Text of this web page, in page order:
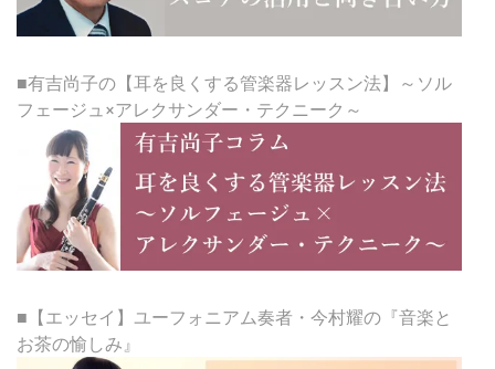
■有吉尚子の【耳を良くする管楽器レッスン法】～ソル
フェージュ×アレクサンダー・テクニーク～
■【エッセイ】ユーフォニアム奏者・今村耀の『音楽と
お茶の愉しみ』